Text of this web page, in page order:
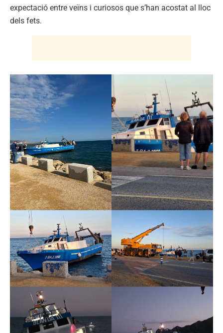
expectació entre veïns i curiosos que s’han acostat al lloc
dels fets.